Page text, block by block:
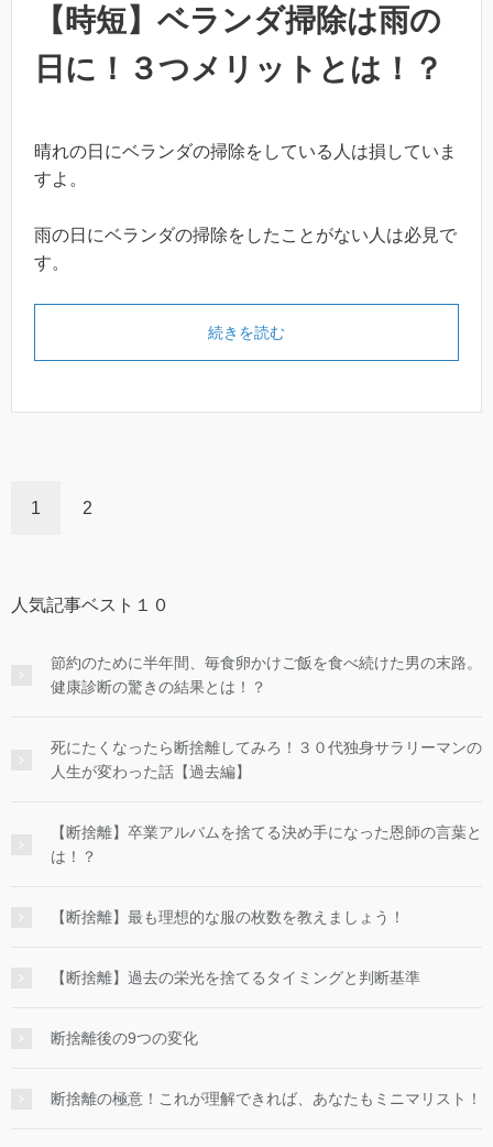
【時短】ベランダ掃除は雨の
日に！３つメリットとは！？
晴れの日にベランダの掃除をしている人は損していま
すよ。
雨の日にベランダの掃除をしたことがない人は必見で
す。
続きを読む
1 2
人気記事ベスト１０
節約のために半年間、毎食卵かけご飯を食べ続けた男の末路。
健康診断の驚きの結果とは！？
死にたくなったら断捨離してみろ！３０代独身サラリーマンの
人生が変わった話【過去編】
【断捨離】卒業アルバムを捨てる決め手になった恩師の言葉と
は！？
【断捨離】最も理想的な服の枚数を教えましょう！
【断捨離】過去の栄光を捨てるタイミングと判断基準
断捨離後の9つの変化
断捨離の極意！これが理解できれば、あなたもミニマリスト！